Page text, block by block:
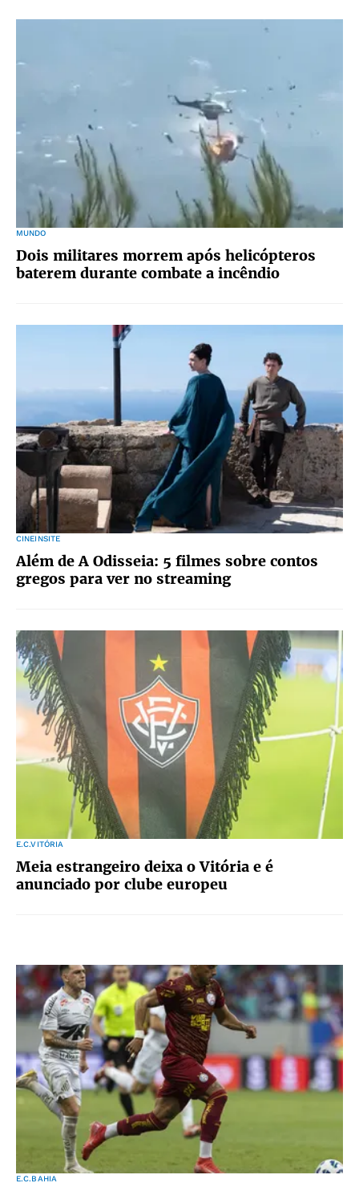
MUNDO
Dois militares morrem após helicópteros
baterem durante combate a incêndio
CINEINSITE
Além de A Odisseia: 5 filmes sobre contos
gregos para ver no streaming
E.C.VITÓRIA
Meia estrangeiro deixa o Vitória e é
anunciado por clube europeu
E.C.BAHIA